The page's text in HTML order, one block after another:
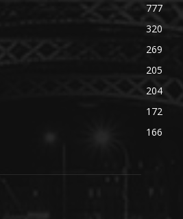
777
320
269
205
204
172
166